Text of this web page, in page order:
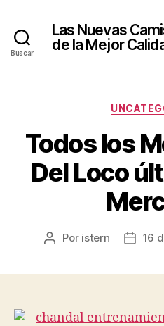
Buscar
Las Nuevas
de la Mejor
Todos los
Del Loco
Autor
Por istern
Fecha
16